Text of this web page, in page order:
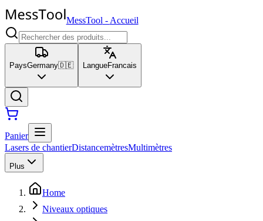
MessTool - Accueil
PaysGermany🇩🇪 LangueFrancais
Panier
Lasers de chantierDistancemètresMultimètres
Plus
Home
Niveaux optiques